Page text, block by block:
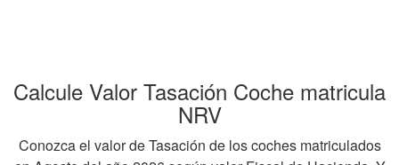
Calcule Valor Tasación Coche matricula
NRV
Conozca el valor de Tasación de los coches matriculados